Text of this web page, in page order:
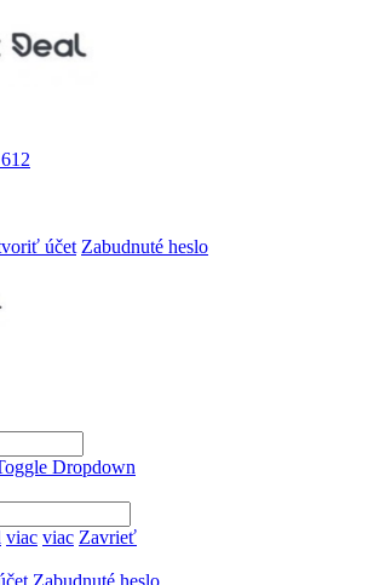
účet Zabudnuté heslo
Dropdown
viac viac Zavrieť
Zabudnuté heslo